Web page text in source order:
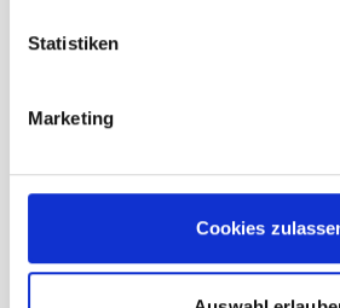
Statistiken
Marketing
Cookies
Aus robustem elastischem
zusätzlichen Komfort.
Mit Metallclips an der Hose